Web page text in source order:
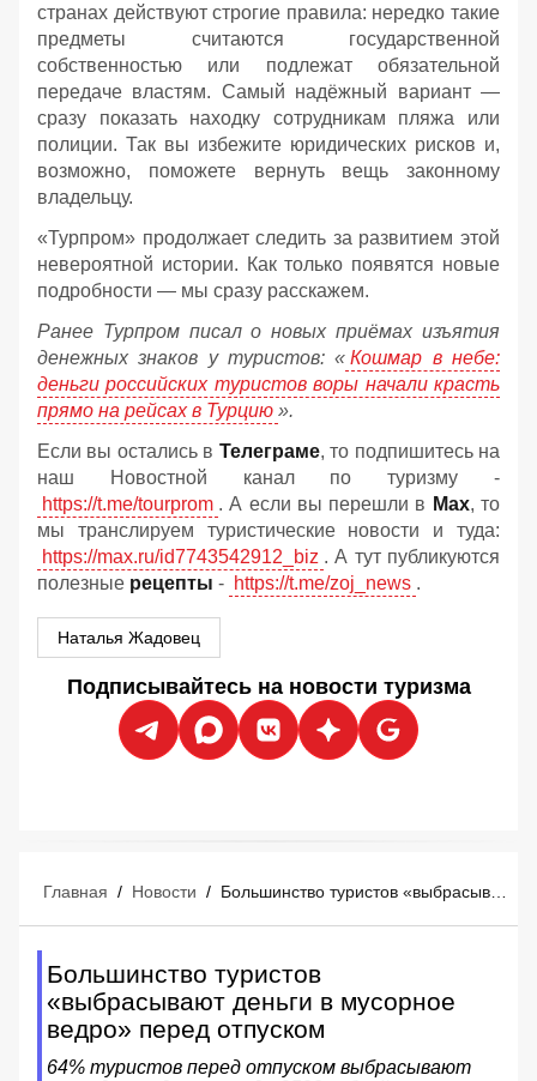
странах действуют строгие правила: нередко такие
предметы считаются государственной
собственностью или подлежат обязательной
передаче властям. Самый надёжный вариант —
сразу показать находку сотрудникам пляжа или
полиции. Так вы избежите юридических рисков и,
возможно, поможете вернуть вещь законному
владельцу.
«Турпром» продолжает следить за развитием этой
невероятной истории. Как только появятся новые
подробности — мы сразу расскажем.
Ранее Турпром писал о новых приёмах изъятия
денежных знаков у туристов: « Кошмар в небе:
деньги российских туристов воры начали красть
прямо на рейсах в Турцию ».
Если вы остались в Телеграме, то подпишитесь на
наш Новостной канал по туризму -
https://t.me/tourprom . А если вы перешли в Мах, то
мы транслируем туристические новости и туда:
https://max.ru/id7743542912_biz . А тут публикуются
полезные рецепты - https://t.me/zoj_news .
Наталья Жадовец
Подписывайтесь на новости туризма
Главная / Новости /
Большинство туристов
«выбрасывают деньги в мусорное
ведро» перед отпуском
64% туристов перед отпуском выбрасывают